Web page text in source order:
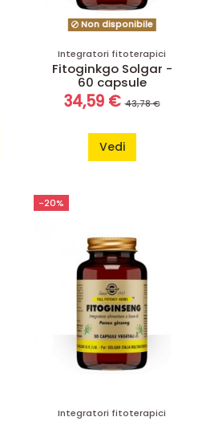
Non disponibile
Integratori fitoterapici
Fitoginkgo Solgar -
60 capsule
34,59 €43,78 €
Vedi
-20%
Integratori fitoterapici